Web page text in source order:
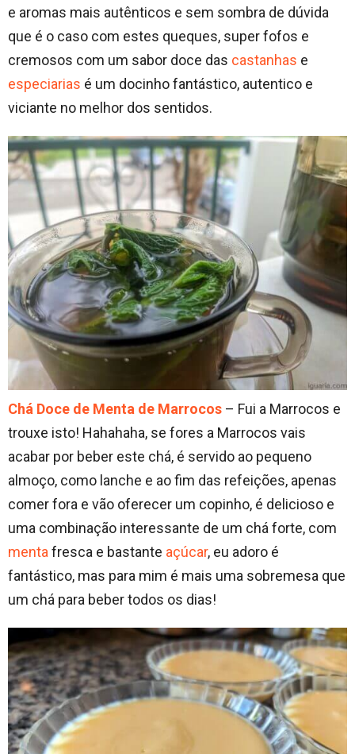
e aromas mais autênticos e sem sombra de dúvida
que é o caso com estes queques, super fofos e
cremosos com um sabor doce das castanhas e
especiarias é um docinho fantástico, autentico e
viciante no melhor dos sentidos.
Chá Doce de Menta de Marrocos – Fui a Marrocos e
trouxe isto! Hahahaha, se fores a Marrocos vais
acabar por beber este chá, é servido ao pequeno
almoço, como lanche e ao fim das refeições, apenas
comer fora e vão oferecer um copinho, é delicioso e
uma combinação interessante de um chá forte, com
mentafresca e bastante açúcar, eu adoro é
fantástico, mas para mim é mais uma sobremesa que
um chá para beber todos os dias!